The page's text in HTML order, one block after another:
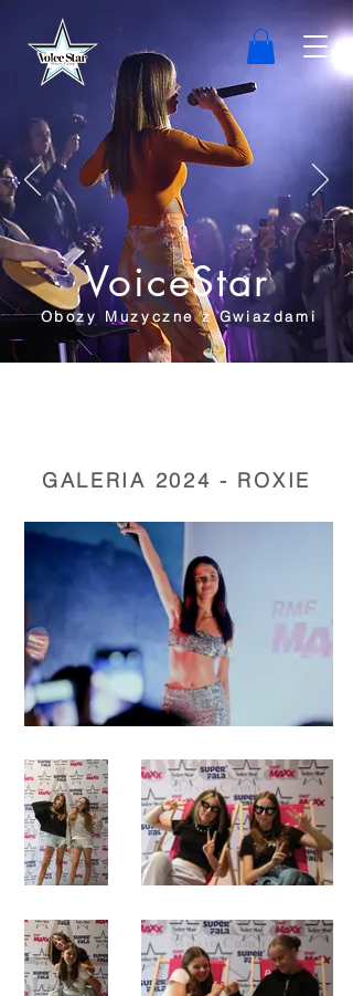
VoiceStar
Obozy Muzyczne z Gwiazdami
GALERIA 2024 - ROXIE